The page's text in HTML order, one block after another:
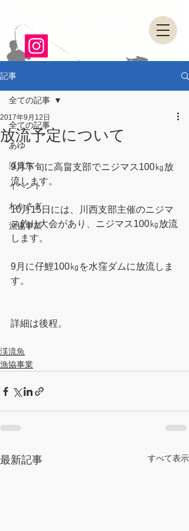
山形県・県南漁業協同組合
記事
全ての記事
あゆ
渓流魚
イベント
わかさぎ
漁協事業
全ての記事
放流予定について
2017年9月12日
9月下旬に高畠支部でニジマス100㎏放
流します。
10月15日には、川西支部主催のニジマ
ス釣り大会があり、ニジマス100㎏放流
します。
9月に仔鯉100㎏を水窪ダムに放流しま
す。
詳細は後程。
渓流魚
漁協事業
最新記事 すべて表示